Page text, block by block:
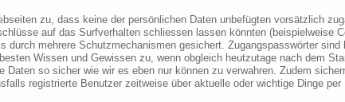
zu, dass keine der persönlichen Daten unbefügten vorsätzlich
auf das Surfverhalten schliessen lassen könnten (beispielweise
durch mehrere Schutzmechanismen gesichert. Zugangspasswörter
Wissen und Gewissen zu, wenn obgleich heutzutage nach dem
so sicher wie wir es eben nur können zu verwahren. Zudem
registrierte Benutzer zeitweise über aktuelle oder wichtige Dinge per